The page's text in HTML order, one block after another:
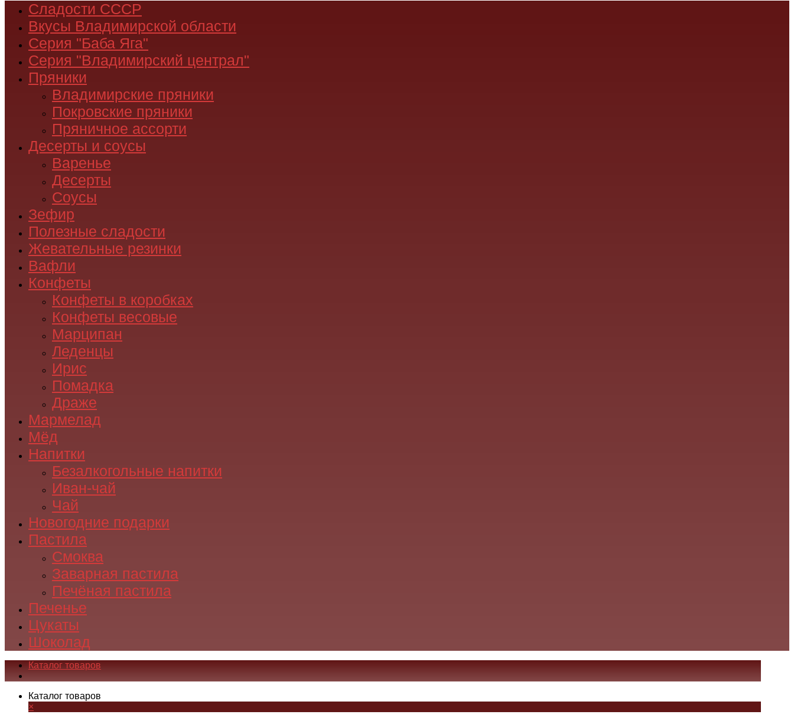
Сладости СССР
Вкусы Владимирской области
Серия "Баба Яга"
Серия "Владимирский централ"
Пряники
Владимирские пряники
Покровские пряники
Пряничное ассорти
Десерты и соусы
Варенье
Десерты
Соусы
Зефир
Полезные сладости
Жевательные резинки
Вафли
Конфеты
Конфеты в коробках
Конфеты весовые
Марципан
Леденцы
Ирис
Помадка
Драже
Мармелад
Мёд
Напитки
Безалкогольные напитки
Иван-чай
Чай
Новогодние подарки
Пастила
Смоква
Заварная пастила
Печёная пастила
Печенье
Цукаты
Шоколад
Каталог товаров
Каталог товаров
×